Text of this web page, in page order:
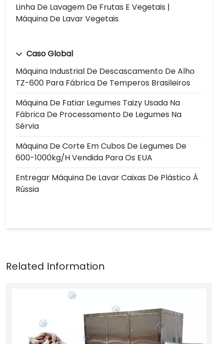
Linha De Lavagem De Frutas E Vegetais |
Máquina De Lavar Vegetais
Caso Global
Máquina Industrial De Descascamento De Alho
TZ-600 Para Fábrica De Temperos Brasileiros
Máquina De Fatiar Legumes Taizy Usada Na
Fábrica De Processamento De Legumes Na
Sérvia
Máquina De Corte Em Cubos De Legumes De
600-1000kg/h Vendida Para Os EUA
Entregar Máquina De Lavar Caixas De Plástico À
Rússia